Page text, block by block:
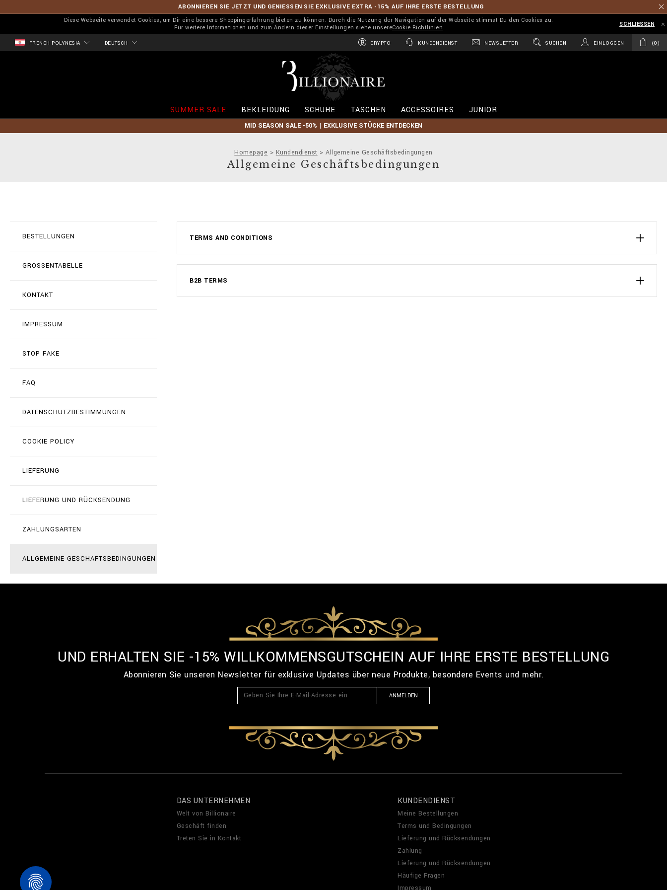
ABONNIEREN SIE JETZT UND GENIESSEN SIE EXKLUSIVE EXTRA -15% AUF IHRE ERSTE BESTELLUNG
Diese Webseite verwendet Cookies, um Dir eine bessere Shoppingerfahrung bieten zu können. Durch die Nutzung der Navigation auf der Webseite stimmst Du den Cookies zu.
Für weitere Informationen und zum Ändern dieser Einstellungen siehe unsereCookie Richtlinien SCHLIESSEN
FRENCH POLYNESIA DEUTSCH CRYPTO KUNDENDIENST NEWSLETTER SUCHEN EINLOGGEN 0
l
o
n
a
e
SUMMER SALE BEKLEIDUNG SCHUHE TASCHEN ACCESSOIRES JUNIOR
MID SEASON SALE -50% | EXKLUSIVE STÜCKE ENTDECKEN
Homepage Kundendienst Allgemeine Geschäftsbedingungen
Allgemeine Geschäftsbedingungen
BESTELLUNGEN
GRÖSSENTABELLE
KONTAKT
IMPRESSUM
STOP FAKE
FAQ
DATENSCHUTZBESTIMMUNGEN
COOKIE POLICY
LIEFERUNG
LIEFERUNG UND RÜCKSENDUNG
ZAHLUNGSARTEN
ALLGEMEINE GESCHÄFTSBEDINGUNGEN
TERMS AND CONDITIONS
B2B TERMS
UND ERHALTEN SIE -15% WILLKOMMENSGUTSCHEIN AUF IHRE ERSTE BESTELLUNG
Abonnieren Sie unseren Newsletter für exklusive Updates über neue Produkte, besondere Events und mehr.
ANMELDEN
DAS UNTERNEHMEN
Welt von Billionaire
Geschäft finden
Treten Sie in Kontakt
KUNDENDIENST
Meine Bestellungen
Terms und Bedingungen
Lieferung und Rücksendungen
Zahlung
Lieferung und Rücksendungen
Häufige Fragen
Impressum